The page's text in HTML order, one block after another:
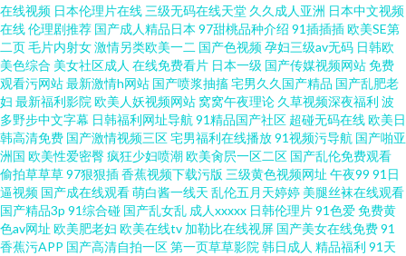
天堂影院 久操视频在线免费观看 亚洲国产在线观看 国产日韩欧美二区91 涩
涩涩在线 肏屄福利社 日本A片网址 AB内射日韩无码 欧美另类精品xxxx 91黑
丝美女 久久香蕉网址 亚洲精品永久一区 国产九九在线 日韩专区一二 成人瑟
瑟网站 欧美一区二区蜜桃 综合影院永久入口国产 精品日产乱码卡一卡2卡 亚
洲不卡一二三 国产高清在线91 日韩激情视频在线 AV久久久久久久久 柒柒网
在线视频 日本伦理片在线 三级无码在线天堂 久久成人亚洲 日本中文视频
在线伦理剧推荐 国产成人精品日本 97甜桃品种介绍 91插插插欧美SE第
二页毛片内射女激情另类欧美一二 国产色视频孕妇三级av无码 日韩欧
美色综合 美女社区成人 在线免费看片 日本一级 国产传媒视频网站免费
观看污网站最新激情h网站 国产喷浆抽搐宅男久久国产精品 国产乱肥老
妇 最新福利影院 欧美人妖视频网站 窝窝午夜理论 久草视频深夜福利 波
多野步中文字幕 日韩福利网址导航 91精品国产社区 超碰无码在线欧美日
韩高清免费 国产激情视频三区宅男福利在线播放91视频污导航 国产啪亚
洲国 欧美性爱密臀疯狂少妇喷潮欧美肏屄一区二区 国产乱伦免费观看
偷拍草草草97狠狠插香蕉视频下载污版 三级黄色视频网址 午夜99 91日
逼视频 国产成在线观看萌白酱一线天 乱伦五月天婷婷 美腿丝袜在线观看
国产精品3p 91综合碰 国产乱女乱 成人xxxxx 日韩伦理片91色爱免费黄
色av网址 欧美肥老妇 欧美在线tv 加勒比在线视屏 国产美女在线免费91
香蕉污APP 国产高清自拍一区第一页草草影院 韩日成人 精品福利 91天